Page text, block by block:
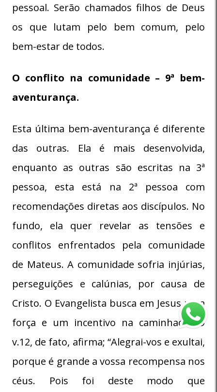
pessoal. Serão chamados filhos de Deus
os que lutam pelo bem comum, pelo
bem-estar de todos.
O conflito na comunidade – 9ª bem-
aventurança.
Esta última bem-aventurança é diferente
das outras. Ela é mais desenvolvida,
enquanto as outras são escritas na 3ª
pessoa, esta está na 2ª pessoa com
recomendações diretas aos discípulos. No
fundo, ela quer revelar as tensões e
conflitos enfrentados pela comunidade
de Mateus. A comunidade sofria injúrias,
perseguições e calúnias, por causa de
Cristo. O Evangelista busca em Jesus uma
força e um incentivo na caminhada. O
v.12, de fato, afirma; “Alegrai-vos e exultai,
porque é grande a vossa recompensa nos
céus. Pois foi deste modo que